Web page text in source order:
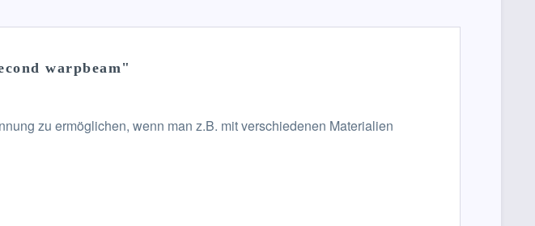
warpbeam"
zu ermöglichen, wenn man z.B. mit verschiedenen Materialien